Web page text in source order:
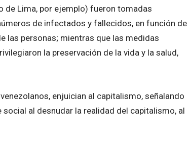
de Lima, por ejemplo) fueron tomadas
de infectados y fallecidos, en función de
las personas; mientras que las medidas
la preservación de la vida y la salud,
enjuician al capitalismo, señalando
al desnudar la realidad del capitalismo, al